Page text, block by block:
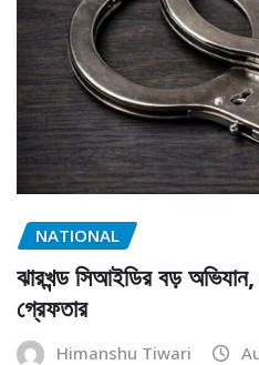
NATIONAL
ঝারখন্ড সিআইডির বড়
গ্রেফতার
Himanshu Tiwari